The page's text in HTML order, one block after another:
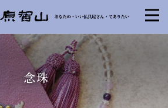
念珠